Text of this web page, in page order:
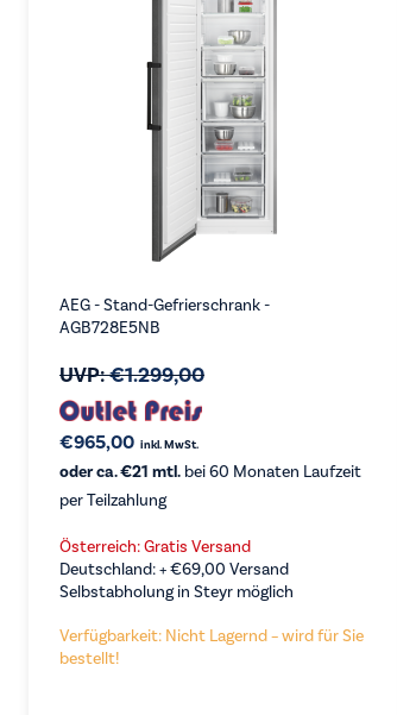
AEG - Stand-Gefrierschrank -
AGB728E5NB
UVP:€1.299,00
€965,00 inkl. MwSt.
oder ca. €21 mtl. bei 60 Monaten Laufzeit
per Teilzahlung
Österreich: Gratis Versand
Deutschland: +€69,00 Versand
Selbstabholung in Steyr möglich
Verfügbarkeit: Nicht Lagernd – wird für Sie
bestellt!